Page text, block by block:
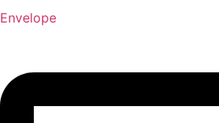
Envelope